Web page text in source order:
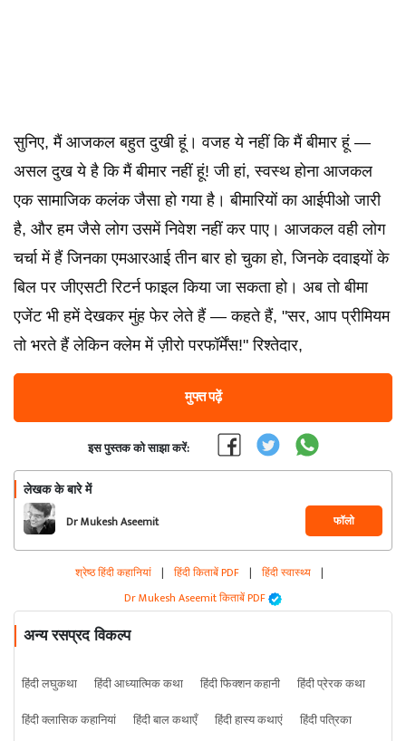
सुनिए, मैं आजकल बहुत दुखी हूं। वजह ये नहीं कि मैं बीमार हूं —
असल दुख ये है कि मैं बीमार नहीं हूं! जी हां, स्वस्थ होना आजकल
एक सामाजिक कलंक जैसा हो गया है। बीमारियों का आईपीओ जारी
है, और हम जैसे लोग उसमें निवेश नहीं कर पाए। आजकल वही लोग
चर्चा में हैं जिनका एमआरआई तीन बार हो चुका हो, जिनके दवाइयों के
बिल पर जीएसटी रिटर्न फाइल किया जा सकता हो। अब तो बीमा
एजेंट भी हमें देखकर मुंह फेर लेते हैं — कहते हैं, "सर, आप प्रीमियम
तो भरते हैं लेकिन क्लेम में ज़ीरो परफॉर्मेंस!" रिश्तेदार,
मुफ्त पढ़ें
इस पुस्तक को साझा करें:
लेखक के बारे में
Dr Mukesh Aseemit फॉलो
श्रेष्ठ हिंदी कहानियां | हिंदी किताबें PDF | हिंदी स्वास्थ्य |
Dr Mukesh Aseemit किताबें PDF
अन्य रसप्रद विकल्प
हिंदी लघुकथा हिंदी आध्यात्मिक कथा हिंदी फिक्शन कहानी
हिंदी प्रेरक कथा
हिंदी क्लासिक कहानियां
हिंदी बाल कथाएँ हिंदी हास्य कथाएं हिंदी पत्रिका